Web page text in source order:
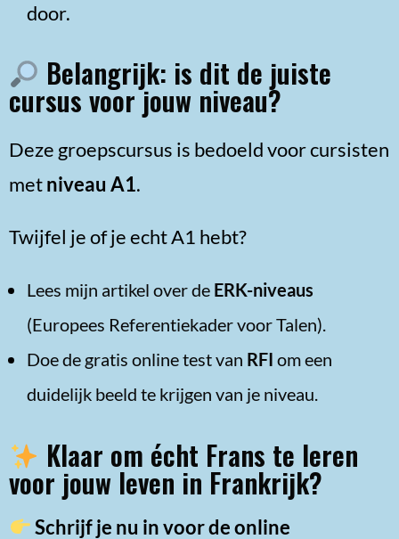
door.
Belangrijk: is dit de juiste
cursus voor jouw niveau?
Deze groepscursus is bedoeld voor cursisten
metniveau A1.
Twijfel je of je echt A1 hebt?
Lees mijn artikel over de ERK-niveaus
(Europees Referentiekader voor Talen).
Doe de gratis online test van RFI om een
duidelijk beeld te krijgen van je niveau.
Klaar om écht Frans te leren
voor jouw leven in Frankrijk?
Schrijf je nu in voor de online